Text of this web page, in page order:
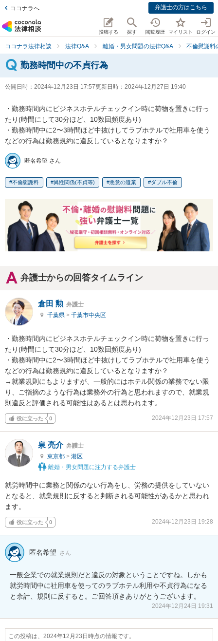
ココナラへ 弁護士の方はこちら
投稿する 探す 閲覧履歴 マイリスト ログイン
ココナラ法律相談 法律Q&A 離婚・男女問題の法律Q&A 不倫慰謝料
勤務時間中の不貞行為
公開日時： 2024年12月23日 17:57更新日時： 2024年12月27日 19:40
・勤務時間内にビジネスホテルチェックイン時に荷物を置きに行っ
たり(時間にして30分ほど、10数回頻度あり)
・勤務時間中に2〜3時間ほど中抜けしてラブホテルで社用車を使う
などの行為は勤務規約に違反しているとなりますか？
匿名希望 さん
不倫慰謝料 異性関係(不貞等) 悪意の遺棄 ダブル不倫
弁護士からの回答タイムライン
倉田 勲 弁護士
千葉県 > 千葉市中央区
・勤務時間内にビジネスホテルチェックイン時に荷物を置きに行っ
たり(時間にして30分ほど、10数回頻度あり)
・勤務時間中に2〜3時間ほど中抜けしてラブホテルで社用車を使う
などの行為は勤務規約に違反しているとなりますか？
→就業規則にもよりますが、一般的にはホテル関係の業務でない限
り、ご指摘のような行為は業務外の行為と思われますので、就業規
則違反と評価される可能性はあるとは思われます。
役に立った 0 2024年12月23日 17:57
泉 亮介 弁護士
東京都 > 港区
離婚・男女問題に注力する弁護士
就労時間中に業務と関係のない行為をし、労務の提供をしていない
となると、就業規則に反すると判断される可能性があるかと思われ
ます。
役に立った 0 2024年12月23日 19:28
匿名希望 さん
一般企業での就業規則だと違反の対象ということですね。しかも
就労時間中に社用車を使ってのラブホテル利用や不貞行為になる
と余計、規則に反すると。ご回答頂きありがとうございます。
2024年12月24日 19:31
この投稿は、2024年12月23日時点の情報です。